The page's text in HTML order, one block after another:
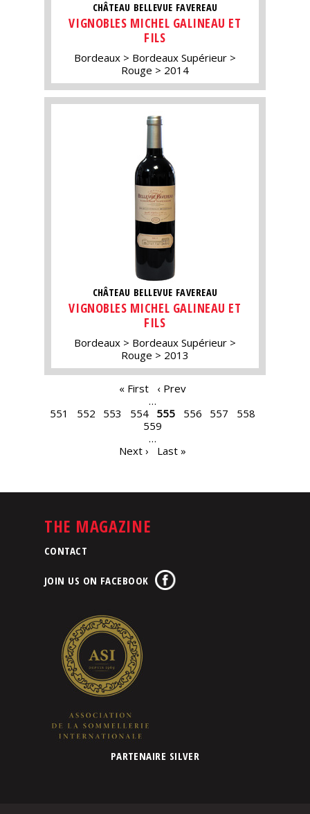
CHÂTEAU BELLEVUE FAVEREAU
VIGNOBLES MICHEL GALINEAU ET
FILS
Bordeaux
Bordeaux Supérieur
Rouge
2014
CHÂTEAU BELLEVUE FAVEREAU
VIGNOBLES MICHEL GALINEAU ET
FILS
Bordeaux
Bordeaux Supérieur
Rouge
2013
« First
‹ Prev
…
551
552 553 554 555 556 557
558
559
…
Next ›
Last »
THE MAGAZINE
CONTACT
JOIN US ON FACEBOOK
PARTENAIRE SILVER